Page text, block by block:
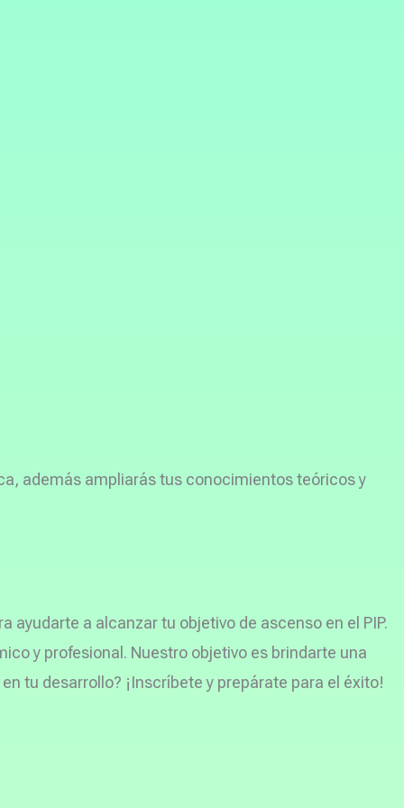
además ampliarás tus conocimientos teóricos y
ayudarte a alcanzar tu objetivo de ascenso en el PIP.
y profesional. Nuestro objetivo es brindarte una
tu desarrollo? ¡Inscríbete y prepárate para el éxito!